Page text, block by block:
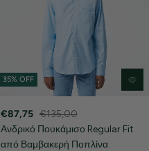
35% OFF
€87,75 €135,00
Ανδρικό Πουκάμισο Regular Fit
από Βαμβακερή Ποπλίνα